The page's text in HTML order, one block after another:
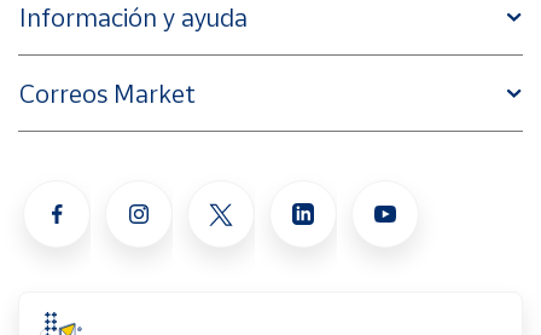
Información y ayuda
Correos Market